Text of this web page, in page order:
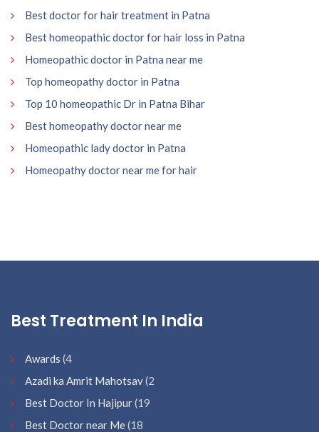
Best doctor for hair treatment in Patna
Best homeopathic doctor for hair loss in Patna
Homeopathic doctor in Patna near me
Top homeopathy doctor in Patna
Top 10 homeopathic Dr in Patna Bihar
Best homeopathy doctor near me
Homeopathic lady doctor in Patna
Homeopathy doctor near me for hair
Best Treatment In India
Awards (4
Azadi ka Amrit Mahotsav(2
Best Doctor In Hajipur(19
Best Doctor near Me(18